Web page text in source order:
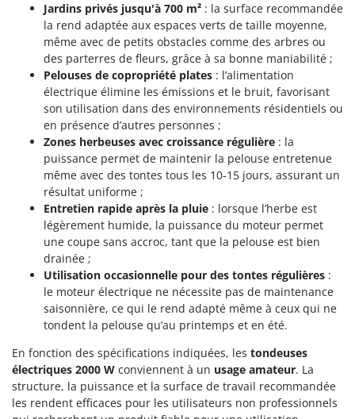
MOVA
Mowox
MTD
New O.M.R.A.
Nilfisk
Ninja
Novatec
Novital
NuAir
NuovaFac
Officine Savioli
Oliviero
Olix
OMA
Omas
Jardins privés jusqu'à 700 m² : la surface recommandée
la rend adaptée aux espaces verts de taille moyenne,
même avec de petits obstacles comme des arbres ou
des parterres de fleurs, grâce à sa bonne maniabilité ;
Pelouses de copropriété plates : l’alimentation
électrique élimine les émissions et le bruit, favorisant
son utilisation dans des environnements résidentiels ou
en présence d’autres personnes ;
Zones herbeuses avec croissance régulière : la
puissance permet de maintenir la pelouse entretenue
même avec des tontes tous les 10-15 jours, assurant un
résultat uniforme ;
Entretien rapide après la pluie : lorsque l’herbe est
légèrement humide, la puissance du moteur permet
une coupe sans accroc, tant que la pelouse est bien
drainée ;
Utilisation occasionnelle pour des tontes régulières :
le moteur électrique ne nécessite pas de maintenance
saisonnière, ce qui le rend adapté même à ceux qui ne
tondent la pelouse qu’au printemps et en été.
En fonction des spécifications indiquées, les tondeuses
électriques 2000 W conviennent à un usage amateur. La
structure, la puissance et la surface de travail recommandée
les rendent efficaces pour les utilisateurs non professionnels